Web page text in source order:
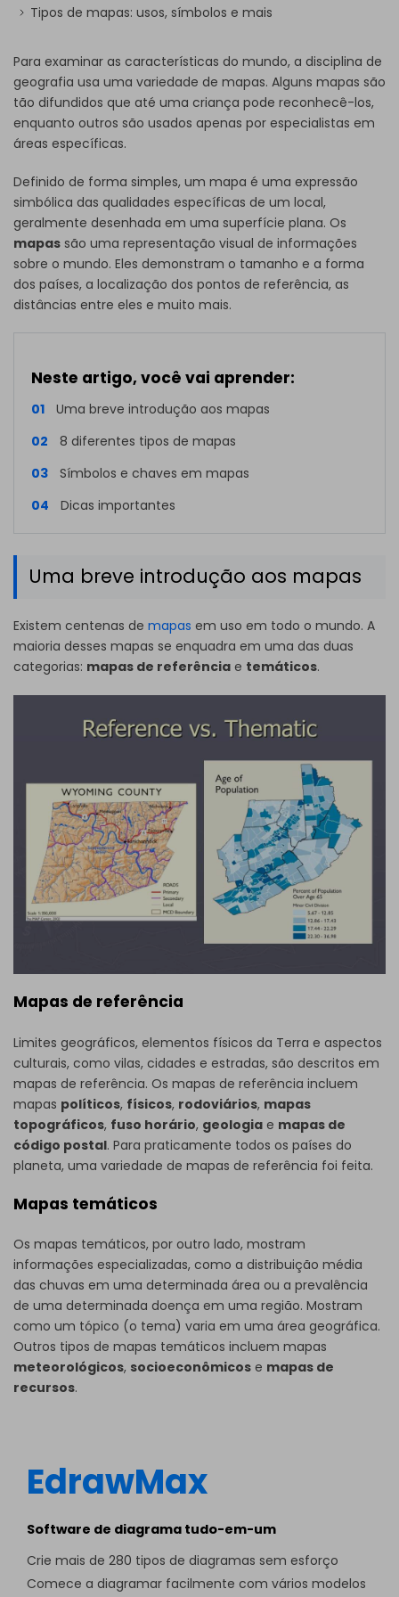
Tipos de mapas: usos, símbolos e mais
Para examinar as características do mundo, a disciplina de
geografia usa uma variedade de mapas. Alguns mapas são
tão difundidos que até uma criança pode reconhecê-los,
enquanto outros são usados apenas por especialistas em
áreas específicas.
Definido de forma simples, um mapa é uma expressão
simbólica das qualidades específicas de um local,
geralmente desenhada em uma superfície plana. Os
mapas são uma representação visual de informações
sobre o mundo. Eles demonstram o tamanho e a forma
dos países, a localização dos pontos de referência, as
distâncias entre eles e muito mais.
Neste artigo, você vai aprender:
01
Uma breve introdução aos mapas
02
8 diferentes tipos de mapas
03
Símbolos e chaves em mapas
04
Dicas importantes
Uma breve introdução aos mapas
Existem centenas de mapas em uso em todo o mundo. A
maioria desses mapas se enquadra em uma das duas
categorias: mapas de referência e temáticos.
Mapas de referência
Limites geográficos, elementos físicos da Terra e aspectos
culturais, como vilas, cidades e estradas, são descritos em
mapas de referência. Os mapas de referência incluem
mapas políticos, físicos, rodoviários, mapas
topográficos, fuso horário, geologia e mapas de
código postal. Para praticamente todos os países do
planeta, uma variedade de mapas de referência foi feita.
Mapas temáticos
Os mapas temáticos, por outro lado, mostram
informações especializadas, como a distribuição média
das chuvas em uma determinada área ou a prevalência
de uma determinada doença em uma região. Mostram
como um tópico (o tema) varia em uma área geográfica.
Outros tipos de mapas temáticos incluem mapas
meteorológicos, socioeconômicos e mapas de
recursos.
EdrawMax
Software de diagrama tudo-em-um
Crie mais de 280 tipos de diagramas sem esforço
Comece a diagramar facilmente com vários modelos